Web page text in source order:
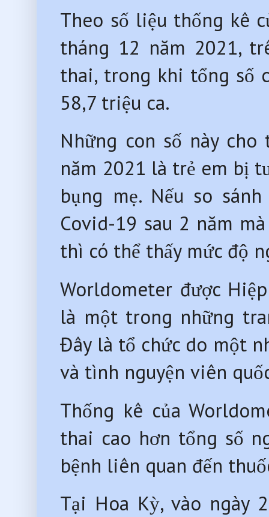
Theo số liệu thống kê
tháng 12 năm 2021,
thai, trong khi tổng số
58,7 triệu ca.
Những con số này
năm 2021 là trẻ em bị
bụng mẹ. Nếu so
Covid-19 sau 2 năm
thì có thể thấy mức độ
Worldometer được
là một trong những
Đây là tổ chức do một
và tình nguyện viên
Thống kê của
thai cao hơn tổng số
bệnh liên quan đến
Tại Hoa Kỳ, vào ngày